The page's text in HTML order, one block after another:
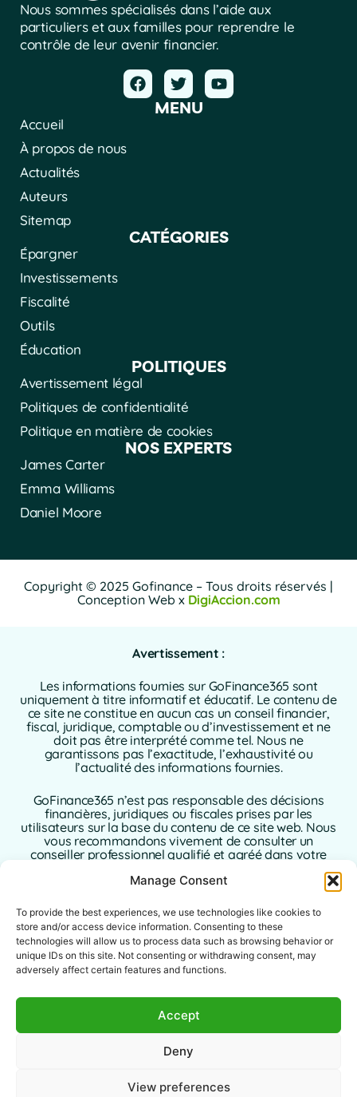
Manage Consent
To provide the best experiences, we use technologies like cookies to
store and/or access device information. Consenting to these
technologies will allow us to process data such as browsing behavior or
unique IDs on this site. Not consenting or withdrawing consent, may
adversely affect certain features and functions.
Accept
Deny
View preferences
Nous sommes spécialisés dans l’aide aux
particuliers et aux familles pour reprendre le
contrôle de leur avenir financier.
MENU
Accueil
À propos de nous
Actualités
Auteurs
Sitemap
CATÉGORIES
Épargner
Investissements
Fiscalité
Outils
Éducation
POLITIQUES
Avertissement légal
Politiques de confidentialité
Politique en matière de cookies
NOS EXPERTS
James Carter
Emma Williams
Daniel Moore
Copyright © 2025 Gofinance – Tous droits réservés |
Conception Web x DigiAccion.com
Avertissement :
Les informations fournies sur GoFinance365 sont
uniquement à titre informatif et éducatif. Le contenu de
ce site ne constitue en aucun cas un conseil financier,
fiscal, juridique, comptable ou d’investissement et ne
doit pas être interprété comme tel. Nous ne
garantissons pas l’exactitude, l’exhaustivité ou
l’actualité des informations fournies.
GoFinance365 n’est pas responsable des décisions
financières, juridiques ou fiscales prises par les
utilisateurs sur la base du contenu de ce site web. Nous
vous recommandons vivement de consulter un
conseiller professionnel qualifié et agréé dans votre
concernant vos finances personnelles ou
L’utilisation de ce site web implique l’acceptation sans
réserve de la présente clause de non-responsabilité. Ni
GoFinance365, ni ses auteurs ou contributeurs
n’assument aucune responsabilité pour les dommages
des informations fournies.
ou être autorisés dans certaines juridictions. Il incombe
et l’applicabilité du contenu conformément à la